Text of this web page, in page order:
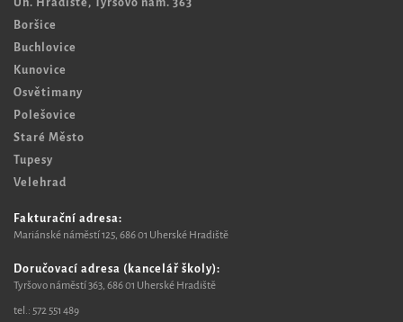
Uh. Hradiště, Tyršovo nám. 363
Boršice
Buchlovice
Kunovice
Osvětimany
Polešovice
Staré Město
Tupesy
Velehrad
Fakturační adresa:
Mariánské náměstí 125, 686 01 Uherské Hradiště
Doručovací adresa (kancelář školy):
Tyršovo náměstí 363, 686 01 Uherské Hradiště
tel.: 572 551 489​